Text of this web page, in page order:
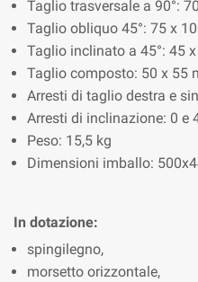
Taglio trasversale a 90°:
Taglio obliquo 45°: 75 x
Taglio inclinato a 45°: 45
Taglio composto: 50 x 55
Arresti di taglio destra e
Arresti di inclinazione: 0 e
Peso: 15,5 kg
Dimensioni imballo:
In dotazione:
spingilegno,
morsetto orizzontale,